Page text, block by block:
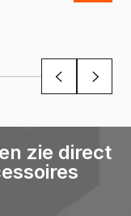
zie direct